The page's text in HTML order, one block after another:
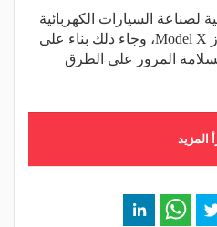
لصناعة السيارات الكهربائية
نحو 158 ألف سيارة من طراز Model X، وجاء ذلك بناء على
المرور على الطرق
المزيد